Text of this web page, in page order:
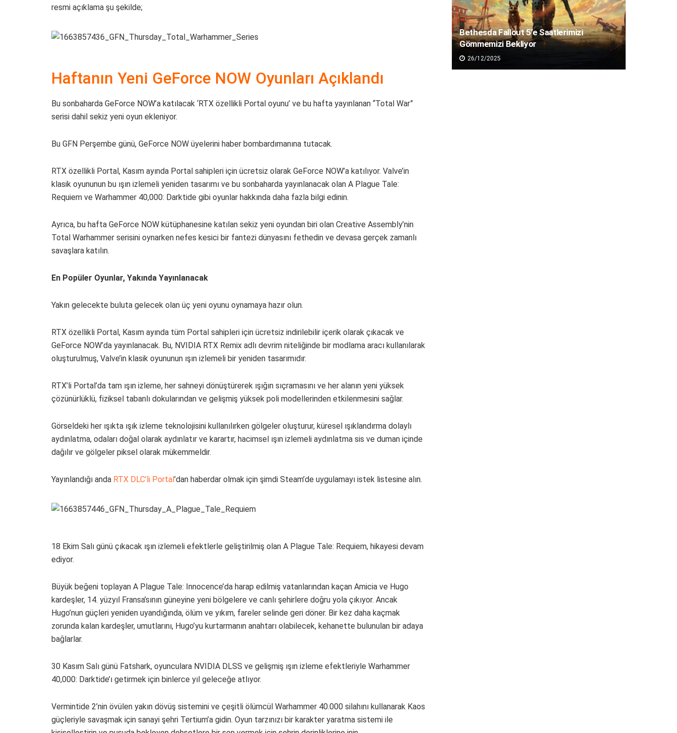
resmi açıklama şu şekilde;
Haftanın Yeni GeForce NOW Oyunları Açıklandı
Bu sonbaharda GeForce NOW’a katılacak ‘RTX özellikli Portal oyunu’ ve bu hafta yayınlanan “Total War”
serisi dahil sekiz yeni oyun ekleniyor.
Bu GFN Perşembe günü, GeForce NOW üyelerini haber bombardımanına tutacak.
RTX özellikli Portal, Kasım ayında Portal sahipleri için ücretsiz olarak GeForce NOW’a katılıyor. Valve’in
klasik oyununun bu ışın izlemeli yeniden tasarımı ve bu sonbaharda yayınlanacak olan A Plague Tale:
Requiem ve Warhammer 40,000: Darktide gibi oyunlar hakkında daha fazla bilgi edinin.
Ayrıca, bu hafta GeForce NOW kütüphanesine katılan sekiz yeni oyundan biri olan Creative Assembly’nin
Total Warhammer serisini oynarken nefes kesici bir fantezi dünyasını fethedin ve devasa gerçek zamanlı
savaşlara katılın.
En Popüler Oyunlar, Yakında Yayınlanacak
Yakın gelecekte buluta gelecek olan üç yeni oyunu oynamaya hazır olun.
RTX özellikli Portal, Kasım ayında tüm Portal sahipleri için ücretsiz indirilebilir içerik olarak çıkacak ve
GeForce NOW’da yayınlanacak. Bu, NVIDIA RTX Remix adlı devrim niteliğinde bir modlama aracı kullanılarak
oluşturulmuş, Valve’in klasik oyununun ışın izlemeli bir yeniden tasarımıdır.
RTX’li Portal’da tam ışın izleme, her sahneyi dönüştürerek ışığın sıçramasını ve her alanın yeni yüksek
çözünürlüklü, fiziksel tabanlı dokularından ve gelişmiş yüksek poli modellerinden etkilenmesini sağlar.
Görseldeki her ışıkta ışık izleme teknolojisini kullanılırken gölgeler oluşturur, küresel ışıklandırma dolaylı
aydınlatma, odaları doğal olarak aydınlatır ve karartır, hacimsel ışın izlemeli aydınlatma sis ve duman içinde
dağılır ve gölgeler piksel olarak mükemmeldir.
Yayınlandığı anda RTX DLC’li Portal’dan haberdar olmak için şimdi Steam’de uygulamayı istek listesine alın.
18 Ekim Salı günü çıkacak ışın izlemeli efektlerle geliştirilmiş olan A Plague Tale: Requiem, hikayesi devam
ediyor.
Büyük beğeni toplayan A Plague Tale: Innocence’da harap edilmiş vatanlarından kaçan Amicia ve Hugo
kardeşler, 14. yüzyıl Fransa’sının güneyine yeni bölgelere ve canlı şehirlere doğru yola çıkıyor. Ancak
Hugo’nun güçleri yeniden uyandığında, ölüm ve yıkım, fareler selinde geri döner. Bir kez daha kaçmak
zorunda kalan kardeşler, umutlarını, Hugo’yu kurtarmanın anahtarı olabilecek, kehanette bulunulan bir adaya
bağlarlar.
30 Kasım Salı günü Fatshark, oyunculara NVIDIA DLSS ve gelişmiş ışın izleme efektleriyle Warhammer
40,000: Darktide’ı getirmek için binlerce yıl geleceğe atlıyor.
Vermintide 2’nin övülen yakın dövüş sistemini ve çeşitli ölümcül Warhammer 40.000 silahını kullanarak Kaos
güçleriyle savaşmak için sanayi şehri Tertium’a gidin. Oyun tarzınızı bir karakter yaratma sistemi ile
Bethesda Fallout 5’e Saatlerimizi
Gömmemizi Bekliyor
26/12/2025